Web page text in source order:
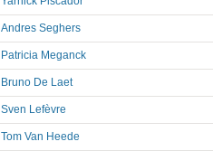
Andres Seghers
Patricia Meganck
Bruno De Laet
Sven Lefèvre
Tom Van Heede